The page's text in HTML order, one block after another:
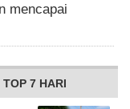
mencapai
TOP 7 HARI